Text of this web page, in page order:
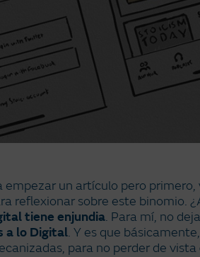
empezar un artículo pero
reflexionar sobre este binomio.
tiene enjundia. Para mí, no
a lo Digital. Y es que
para no perder de vista